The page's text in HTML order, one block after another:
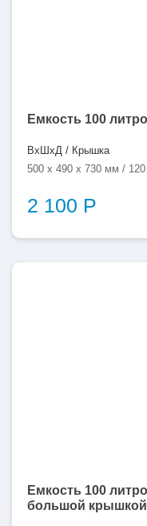
Емкость 100
ВхШхД / Крышка
500 x 490 x 730 мм /
2 100 Р
Емкость 100
большой крышкой